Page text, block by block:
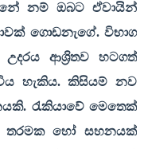
නම් ඔබට ඒවායින්
ගොඩනැගේ. විභාග
ආශ්‍රිතව හටගත්
හැකිය. කිසියම් නව
රැකියාවේ මෙතෙක්
තරමක හෝ සහනයක්